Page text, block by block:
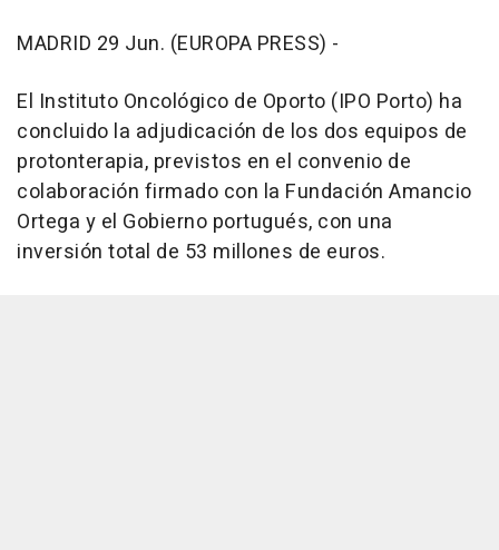
MADRID 29 Jun. (EUROPA PRESS) -
El Instituto Oncológico de Oporto (IPO Porto) ha
concluido la adjudicación de los dos equipos de
protonterapia, previstos en el convenio de
colaboración firmado con la Fundación Amancio
Ortega y el Gobierno portugués, con una
inversión total de 53 millones de euros.